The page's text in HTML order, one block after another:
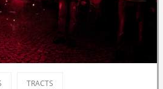
TRACTS